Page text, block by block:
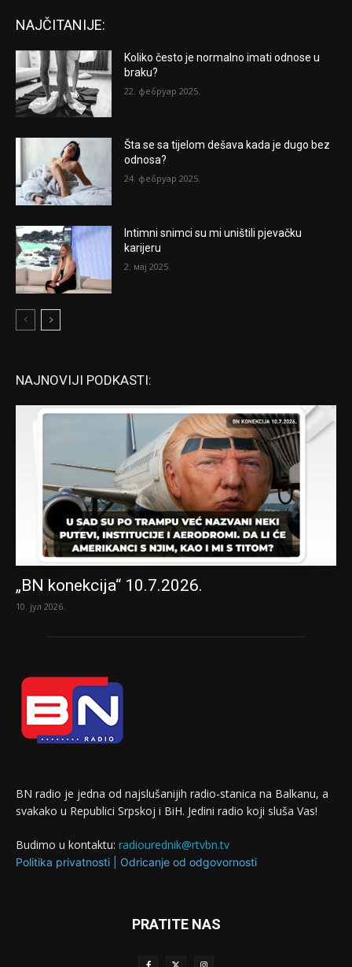
NAJČITANIJE:
Koliko često je normalno imati odnose u
braku?
22. фебруар 2025.
Šta se sa tijelom dešava kada je dugo bez
odnosa?
24. фебруар 2025.
Intimni snimci su mi uništili pjevačku
karijeru
2. мај 2025.
NAJNOVIJI PODKASTI:
„BN konekcija“ 10.7.2026.
10. јул 2026.
BN radio je jedna od najslušanijih radio-stanica na Balkanu, a
svakako u Republici Srpskoj i BiH. Jedini radio koji sluša Vas!
Budimo u kontaktu: radiourednik@rtvbn.tv
Politika privatnosti Odricanje od odgovornosti
PRATITE NAS